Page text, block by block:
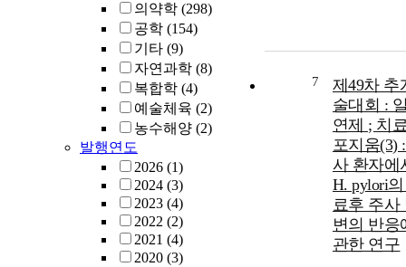
의약학 (298)
공학 (154)
기타 (9)
자연과학 (8)
복합학 (4)
예술체육 (2)
농수해양 (2)
발행연도
2026 (1)
2024 (3)
2023 (4)
2022 (2)
2021 (4)
2020 (3)
7
제49차 추
술대회 :
연제 ; 치
포지움(3)
사 환자에
H. pylori
료후 주사
변의 반응
관한 연구